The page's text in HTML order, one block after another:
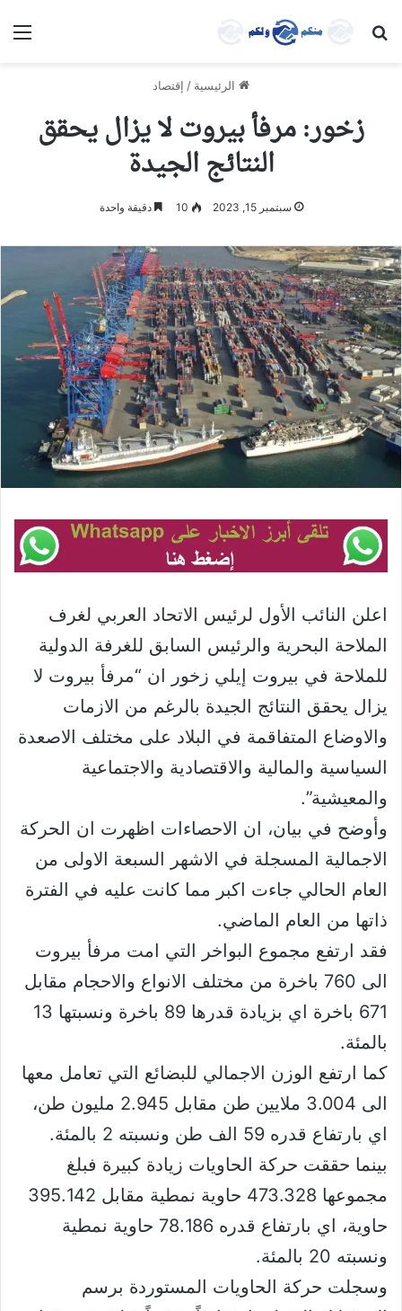
بحث عن
الرئيسية / إقتصاد
زخور: مرفأ بيروت لا يزال يحقق
النتائج الجيدة
سبتمبر 15, 2023 10 دقيقة واحدة
اعلن النائب الأول لرئيس الاتحاد العربي لغرف
الملاحة البحرية والرئيس السابق للغرفة الدولية
للملاحة في بيروت إيلي زخور ان “مرفأ بيروت لا
يزال يحقق النتائج الجيدة بالرغم من الازمات
والاوضاع المتفاقمة في البلاد على مختلف الاصعدة
السياسية والمالية والاقتصادية والاجتماعية
والمعيشية”.
وأوضح في بيان، ان الاحصاءات اظهرت ان الحركة
الاجمالية المسجلة في الاشهر السبعة الاولى من
العام الحالي جاءت اكبر مما كانت عليه في الفترة
ذاتها من العام الماضي.
فقد ارتفع مجموع البواخر التي امت مرفأ بيروت
الى 760 باخرة من مختلف الانواع والاحجام مقابل
671 باخرة اي بزيادة قدرها 89 باخرة ونسبتها 13
بالمئة.
كما ارتفع الوزن الاجمالي للبضائع التي تعامل معها
الى 3.004 ملايين طن مقابل 2.945 مليون طن،
اي بارتفاع قدره 59 الف طن ونسبته 2 بالمئة.
بينما حققت حركة الحاويات زيادة كبيرة فبلغ
مجموعها 473.328 حاوية نمطية مقابل 395.142
حاوية، اي بارتفاع قدره 78.186 حاوية نمطية
ونسبته 20 بالمئة.
وسجلت حركة الحاويات المستوردة برسم